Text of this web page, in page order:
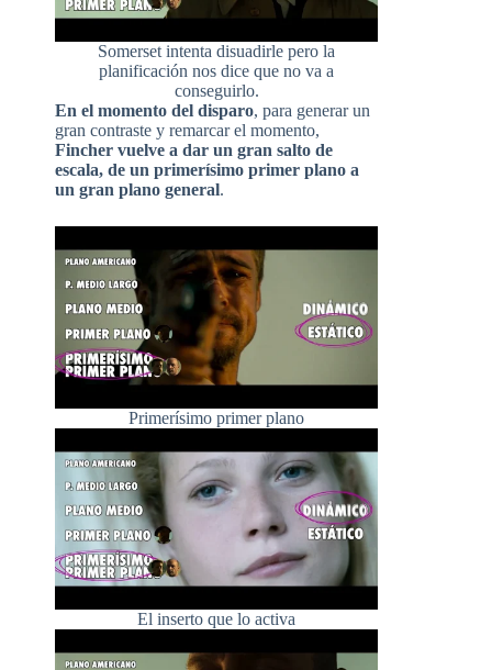
Somerset intenta disuadirle pero la
planificación nos dice que no va a
conseguirlo.
En el momento del disparo, para generar un
gran contraste y remarcar el momento,
Fincher vuelve a dar un gran salto de
escala, de un primerísimo primer plano a
un gran plano general.
Primerísimo primer plano
El inserto que lo activa